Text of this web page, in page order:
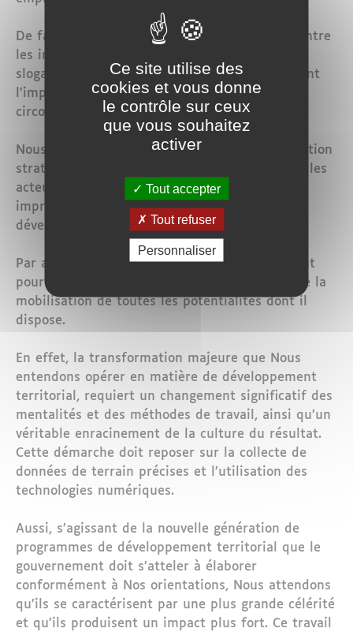
De fait, le diptyque "justice sociale et lutte contre
les inégalités territoriales" est loin d’être un
slogan creux, ou une priorité conjoncturelle dont
l’importance pourrait décliner au gré des
circonstances.
Nous le considérons plutôt comme une orientation
stratégique qui requiert l’engagement de tous les
acteurs, ainsi qu’un enjeu crucial qui doit
imprégner les différentes politiques de
développement.
Par ailleurs, le cap tracé par le Maroc émergent
pour réaliser la justice sociale et spatiale exige la
mobilisation de toutes les potentialités dont il
dispose.
En effet, la transformation majeure que Nous
entendons opérer en matière de développement
territorial, requiert un changement significatif des
mentalités et des méthodes de travail, ainsi qu’un
véritable enracinement de la culture du résultat.
Cette démarche doit reposer sur la collecte de
données de terrain précises et l’utilisation des
technologies numériques.
Aussi, s’agissant de la nouvelle génération de
programmes de développement territorial que le
gouvernement doit s’atteler à élaborer
conformément à Nos orientations, Nous attendons
qu’ils se caractérisent par une plus grande célérité
et qu’ils produisent un impact plus fort. Ce travail
Ce site utilise des
cookies et vous donne
le contrôle sur ceux
que vous souhaitez
activer
Tout accepter
Tout refuser
Personnaliser